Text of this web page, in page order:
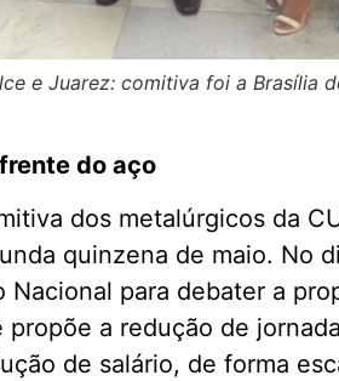
e Juarez: comitiva foi a Brasília
do aço
dos metalúrgicos da
quinzena de maio. No
para debater a
propõe a redução de
de salário, de forma